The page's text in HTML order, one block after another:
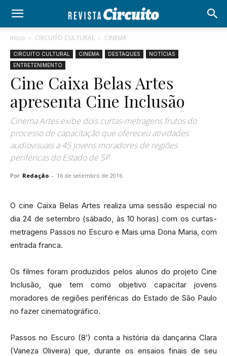
Início CIRCUITO CULTURAL CINEMA
CIRCUITO CULTURAL CINEMA DESTAQUES
NOTÍCIAS
ENTRETENIMENTO
Cine Caixa Belas Artes
apresenta Cine Inclusão
Cinema Artes exibe dois curtas-metragens frutos do
processo de capacitação que ofereceu atividades
audiovisuais a 45 jovens moradores de regiões
periféricas do Estado de SP
Por Redação - 16 de setembro de 2016
O cine Caixa Belas Artes realiza uma sessão especial no
dia 24 de setembro (sábado, às 10 horas) com os curtas-
metragens Passos no Escuro e Mais uma Dona Maria, com
entrada franca.
Os filmes foram produzidos pelos alunos do projeto Cine
Inclusão, que tem como objetivo capacitar jovens
moradores de regiões periféricas do Estado de São Paulo
no fazer cinematográfico.
Passos no Escuro (8’) conta a história da dançarina Clara
(Vaneza Oliveira) que, durante os ensaios finais de seu